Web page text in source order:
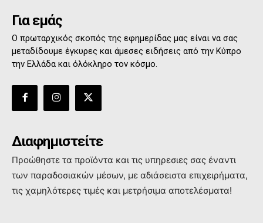
Για εμάς
Ο πρωταρχικός σκοπός της εφημερίδας μας είναι να σας
μεταδίδουμε έγκυρες και άμεσες ειδήσεις από την Κύπρο
την Ελλάδα και όλόκληρο τον κόσμο.
Διαφημιστείτε
Προώθηστε τα προϊόντα και τις υπηρεσιες σας έναντι
των παραδοσιακών μέσων, με αδιάσειστα επιχειρήματα,
τις χαμηλότερες τιμές και μετρήσιμα αποτελέσματα!